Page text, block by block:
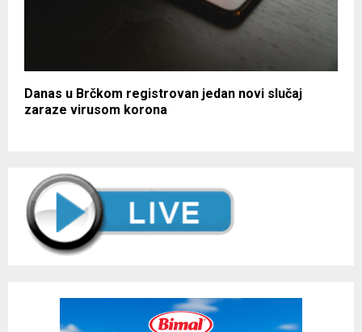
Danas u Brčkom registrovan jedan novi slučaj
zaraze virusom korona